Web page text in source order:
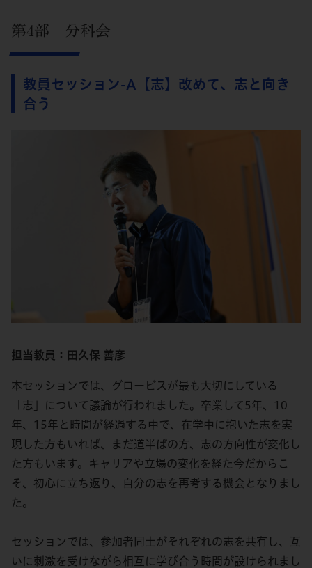
第4部 分科会
教員セッション-A【志】改めて、志と向き
合う
担当教員：田久保 善彦
本セッションでは、グロービスが最も大切にしている
「志」について議論が行われました。卒業して5年、10
年、15年と時間が経過する中で、在学中に抱いた志を実
現した方もいれば、まだ道半ばの方、志の方向性が変化し
た方もいます。キャリアや立場の変化を経た今だからこ
そ、初心に立ち返り、自分の志を再考する機会となりまし
た。
セッションでは、参加者同士がそれぞれの志を共有し、互
いに刺激を受けながら相互に学び合う時間が設けられまし